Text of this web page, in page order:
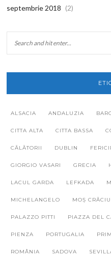
septembrie 2018 (2)
ALSACIA ANDALUZIA
CITTA ALTA CITTA BASSA
CĂLĂTORII DUBLIN
GIORGIO VASARI GRECIA
LACUL GARDA LEFKADA
MICHELANGELO MOȘ
PALAZZO PITTI PIAZZA DEL
PIENZA PORTUGALIA
ROMÂNIA SADOVA